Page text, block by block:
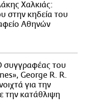
Χαλκιάς:
στην κηδεία του
Αθηνών
του
George R. R.
για την
την κατάθλιψη